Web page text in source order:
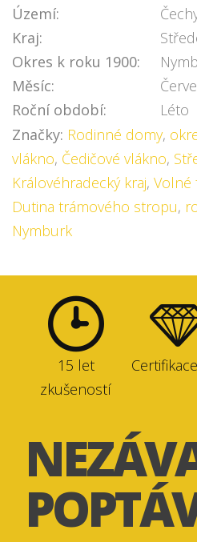
Území:
Kraj:
Okres k roku 1900:
Měsíc:
Roční období:
Léto
Značky: Rodinné domy,
vlákno, Čedičové vlákno,
Královéhradecký kraj, Volné
Dutina trámového stropu,
Nymburk
15 let
zkušeností